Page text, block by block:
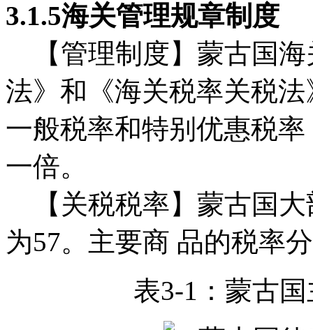
3.1.5海关管理规章制度
【管理制度】蒙古国海
法》和《海关税率关税
一般税率和特别优惠税
一倍。
【关税税率】蒙古国大
为57。主要商 品的税率
表3-1：蒙古